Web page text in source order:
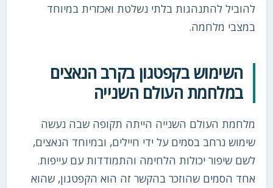
להוביל להתנהגות בלתי נשלטת ואכזרית במיוחד
במצבי מלחמה.
השימוש בקפטגון בקרב הנאצים
במלחמת העולם השנייה
מלחמת העולם השנייה הייתה תקופה שבה נעשה
שימוש נרחב בסמים על ידי חיילים, ובמיוחד הנאצים,
לשם שיפור יכולות הלחימה והתמודדות עם עייפות.
אחד הסמים שהוזכר בהקשר זה הוא הקפטגון, שהוא